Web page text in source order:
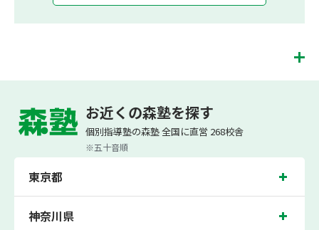
科目（算数・英語・国語）[個別]とDOJO[集団]、中学生は5科目（数学・英語・国
語・理科・社会）、高校生は7科目（数学・英語・国語[古典・現代文]・理科[物
理・化学・生物・地学]・地理歴史・公民・小論文）を提供しています。
また、個別指導塾「森塾」では「成績保証制度」を提供しており、高校生の入塾後
満でご入塾の場合、受講科目が1科目で+20点以上。60点以上でご入塾の場合、そ
上がらなければ、3学期目の対象科目授業料を全額免除し、1学期間無料で指導させ
ていただきます。＊定期テストの一科目あたりの満点数が100点でない地域では、
100点満点に換算した場合の上記 記載点数相当の内容を保証させていただきます。
お近くの森塾を探す
個別指導塾の森塾 全国に直営 268校舎
※五十音順
東京都
神奈川県